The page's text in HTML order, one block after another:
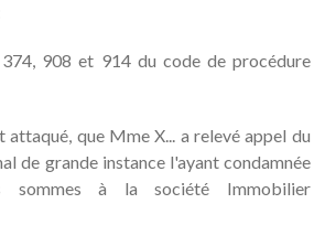
908 et 914 du code de procédure
que Mme X... a relevé appel du
de grande instance l'ayant condamnée
sommes à la société Immobilier